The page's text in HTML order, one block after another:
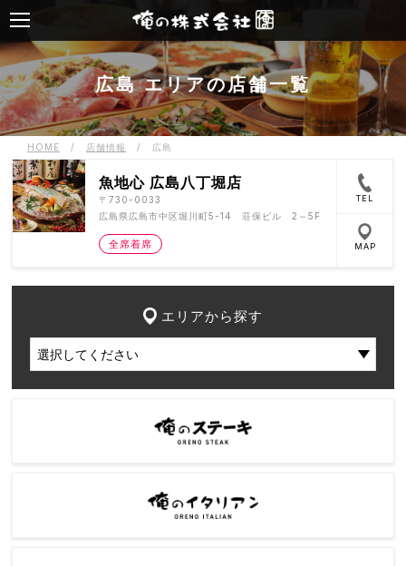
広島 エリアの店舗一覧
HOME / 店舗情報 / 広島
魚地心 広島八丁堀店
〒730-0033
広島県広島市中区堀川町5-14 荘保ビル 2～5F
全席着席
TEL
MAP
エリアから探す